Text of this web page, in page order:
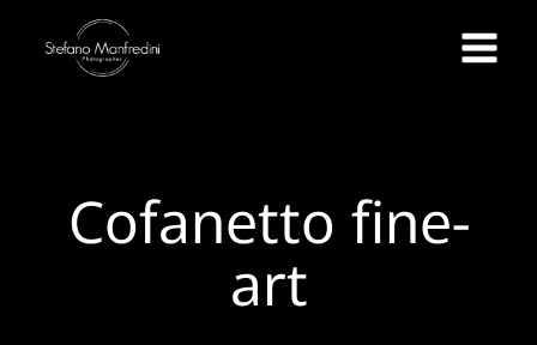
Cofanetto fine-
art